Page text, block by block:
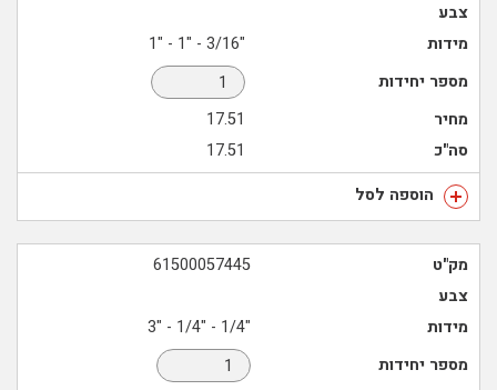
צבע
מידות
"3/16 - "1 - "1
מספר יחידות
מחיר
17.51
סה"כ
17.51
הוספה לסל
מק"ט
61500057445
צבע
מידות
"1/4 - "1/4 - "3
מספר יחידות